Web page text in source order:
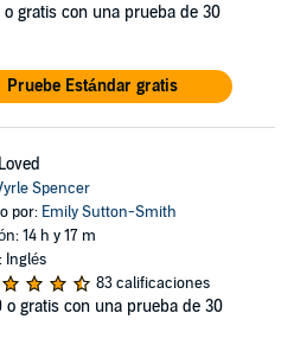
o gratis con una prueba de 30
Pruebe Estándar gratis
Spencer
por: Emily Sutton-Smith
14 h y 17 m
Inglés
83 calificaciones
o gratis con una prueba de 30